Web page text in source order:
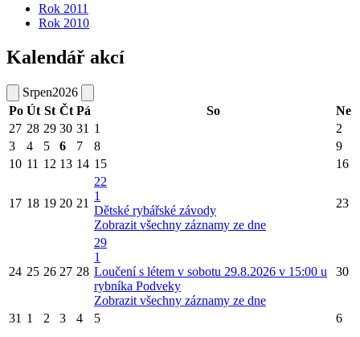
Rok 2011
Rok 2010
Kalendář akcí
Srpen2026
Po Út St Čt Pá So
Ne
27 28 29 30 31 1
2
3
4 5 6 7 8
9
10 11 12 13 14 15 16
17 18 19 20 21
22
1
Dětské rybářské závody
Zobrazit všechny záznamy ze dne
23
24 25 26 27 28
29
1
Loučení s létem v sobotu 29.8.2026 v 15:00 u
rybníka Podveky
Zobrazit všechny záznamy ze dne
30
31 1 2 3 4 5 6